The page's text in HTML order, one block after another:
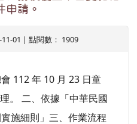
徵求能引起全國童軍興
踴躍參加徵選活動。
起至 112 年 11 月 30 日
將於 112 年 12 月